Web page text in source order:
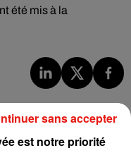
été mis à la
à la vie de chatelain
est notre priorité
sans accepter